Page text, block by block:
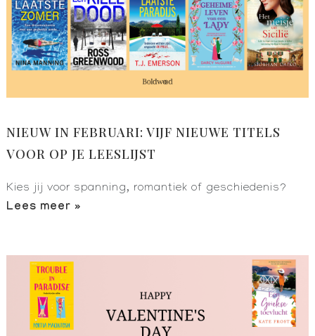
NIEUW IN FEBRUARI: VIJF NIEUWE TITELS
VOOR OP JE LEESLIJST
Kies jij voor spanning, romantiek of geschiedenis?
Lees meer »